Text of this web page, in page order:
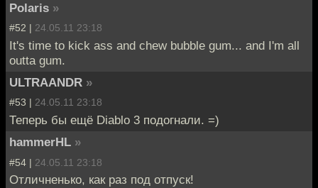
Polaris »
#52 | 24.05.11 23:18
It's time to kick ass and chew bubble gum... and I'm all
outta gum.
ULTRAANDR »
#53 | 24.05.11 23:18
Теперь бы ещё Diablo 3 подогнали. =)
hammerHL »
#54 | 24.05.11 23:18
Отличненько, как раз под отпуск!